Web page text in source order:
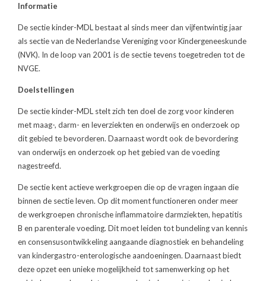
Informatie
De sectie kinder-MDL bestaat al sinds meer dan vijfentwintig jaar
als sectie van de Nederlandse Vereniging voor Kindergeneeskunde
(NVK). In de loop van 2001 is de sectie tevens toegetreden tot de
NVGE.
Doelstellingen
De sectie kinder-MDL stelt zich ten doel de zorg voor kinderen
met maag-, darm- en leverziekten en onderwijs en onderzoek op
dit gebied te bevorderen. Daarnaast wordt ook de bevordering
van onderwijs en onderzoek op het gebied van de voeding
nagestreefd.
De sectie kent actieve werkgroepen die op de vragen ingaan die
binnen de sectie leven. Op dit moment functioneren onder meer
de werkgroepen chronische inflammatoire darmziekten, hepatitis
B en parenterale voeding. Dit moet leiden tot bundeling van kennis
en consensusontwikkeling aangaande diagnostiek en behandeling
van kindergastro-enterologische aandoeningen. Daarnaast biedt
deze opzet een unieke mogelijkheid tot samenwerking op het